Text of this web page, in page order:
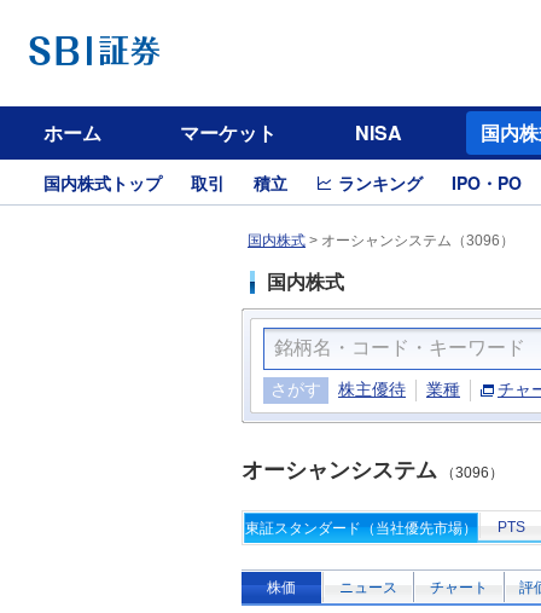
ホーム マーケット NISA 国内
国内株式トップ 取引 積立 ランキング IPO・PO
国内株式 > オーシャンシステム（3096）
国内株式
さがす 株主優待 業種 チャ
オーシャンシステム （3096）
東証スタンダード（当社優先市場） PTS
株価 ニュース チャート 評